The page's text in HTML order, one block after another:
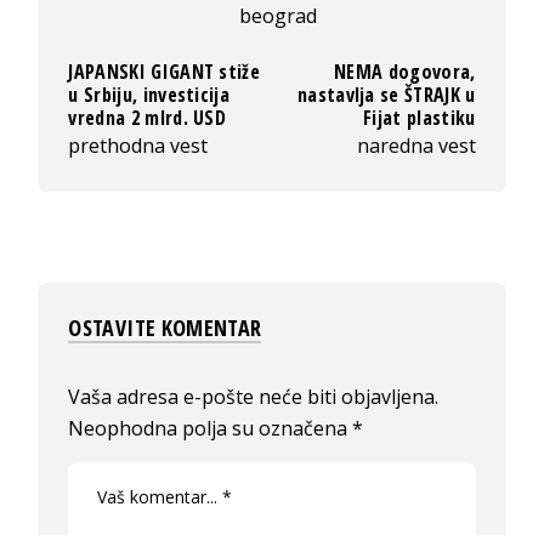
beograd
JAPANSKI GIGANT stiže
u Srbiju, investicija
vredna 2 mlrd. USD
prethodna vest
NEMA dogovora,
nastavlja se ŠTRAJK u
Fijat plastiku
naredna vest
OSTAVITE KOMENTAR
Vaša adresa e-pošte neće biti objavljena.
Neophodna polja su označena*